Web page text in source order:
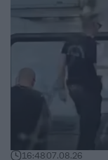
16:4807.08.26